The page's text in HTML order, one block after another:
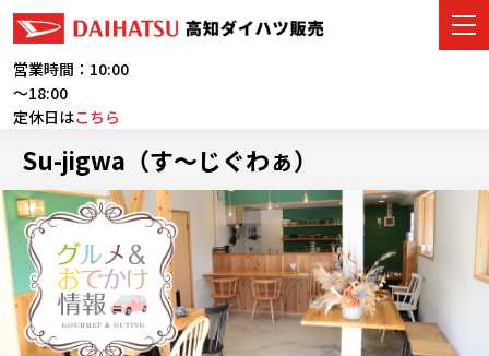
営業時間：10:00
～18:00
定休日はこちら
車をさがす
展示車・試乗車
店舗情報
ご購入者サポート
Su-jigwa（す～じぐわぁ）